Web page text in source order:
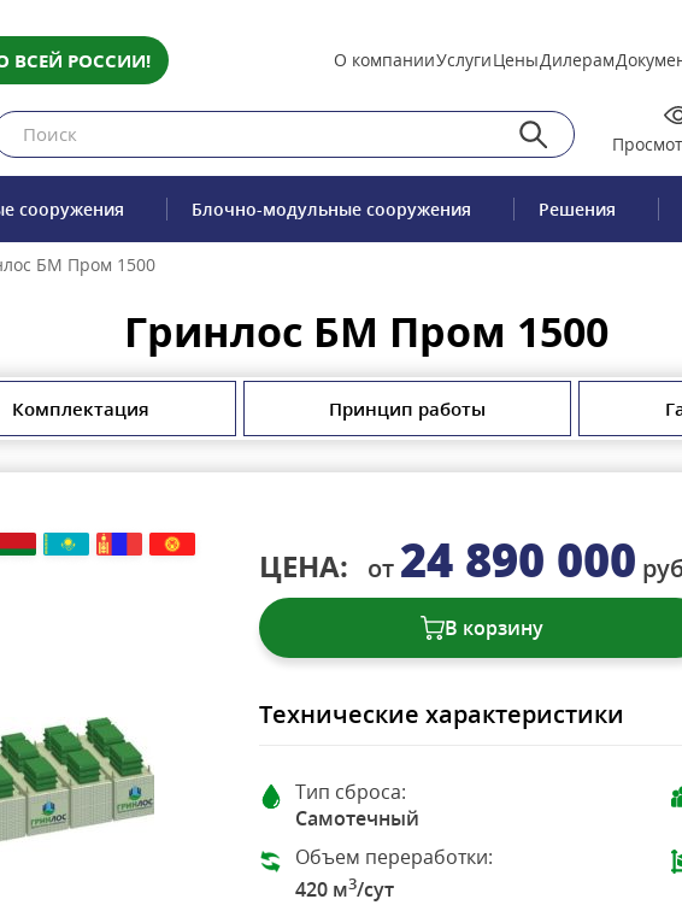
ВСЕЙ РОССИИ! О компанииУслугиЦеныДилерам
сооружения Блочно-модульные сооружения Решения
БМ Пром 1500
Гринлос БМ Пром 1500
Комплектация Принцип работы
ЦЕНА: от 24 890 000
В корзину
Технические характеристики
Тип сброса:
Самотечный
Объем переработки:
420 м3/сут